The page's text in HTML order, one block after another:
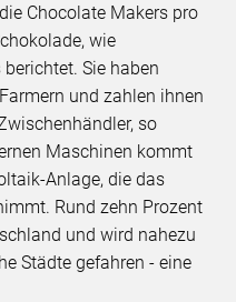
Chocolate Makers pro
wie
Sie haben
und zahlen ihnen
so
Maschinen kommt
Anlage, die das
Rund zehn Prozent
und wird nahezu
Städte gefahren - eine